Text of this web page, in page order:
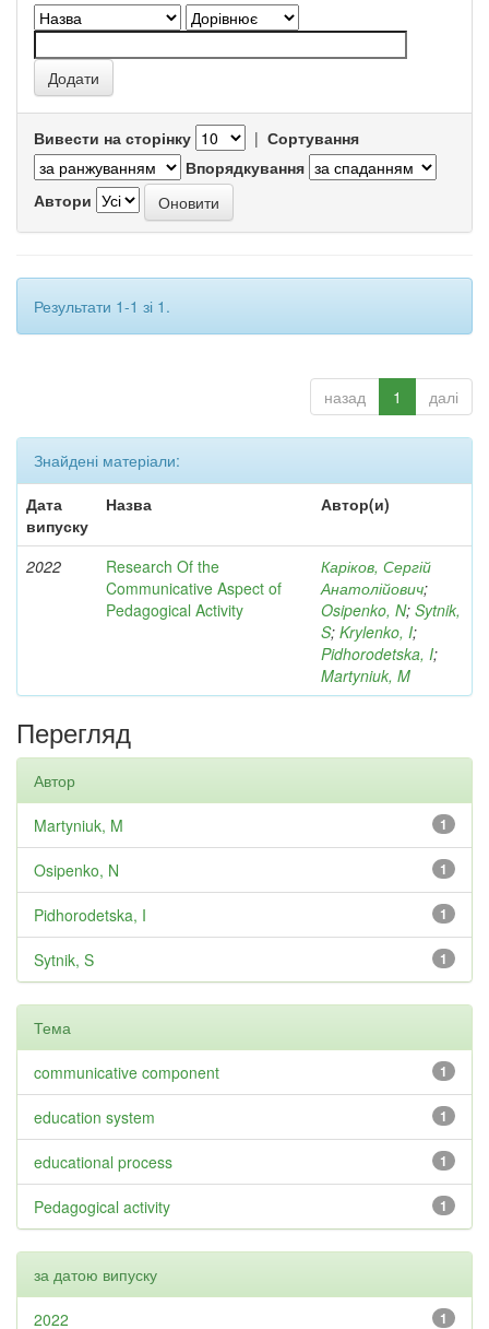
Вивести на сторінку | Сортування
Впорядкування
Автори
Результати 1-1 зі 1.
назад 1 далі
Знайдені матеріали:
Дата
випуску
Назва Автор(и)
2022
Research Of the
Communicative Aspect of
Pedagogical Activity
Каріков, Сергій
Анатолійович;
Osipenko, N; Sytnik,
S; Krylenko, I;
Pidhorodetska, I;
Martyniuk, M
Перегляд
Автор
1
Martyniuk, M
1
Osipenko, N
1
Pidhorodetska, I
1
Sytnik, S
Тема
1
communicative component
1
education system
1
educational process
1
Pedagogical activity
за датою випуску
1
2022